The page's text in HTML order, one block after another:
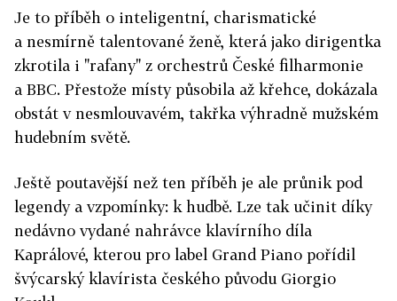
Je to příběh o inteligentní, charismatické
a nesmírně talentované ženě, která jako dirigentka
zkrotila i "rafany" z orchestrů České filharmonie
a BBC. Přestože místy působila až křehce, dokázala
obstát v nesmlouvavém, takřka výhradně mužském
hudebním světě.
Ještě poutavější než ten příběh je ale průnik pod
legendy a vzpomínky: k hudbě. Lze tak učinit díky
nedávno vydané nahrávce klavírního díla
Kaprálové, kterou pro label Grand Piano pořídil
švýcarský klavírista českého původu Giorgio